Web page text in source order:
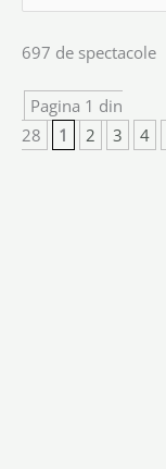
697 de spectacole
Pagina 1 din
28
1 2 3 4